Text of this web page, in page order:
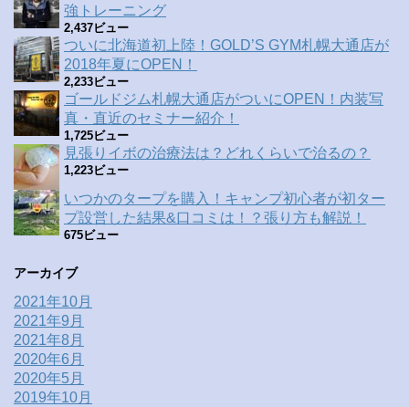
強トレーニング
2,437ビュー
ついに北海道初上陸！GOLD’S GYM札幌大通店が
2018年夏にOPEN！
2,233ビュー
ゴールドジム札幌大通店がついにOPEN！内装写
真・直近のセミナー紹介！
1,725ビュー
見張りイボの治療法は？どれくらいで治るの？
1,223ビュー
いつかのタープを購入！キャンプ初心者が初ター
プ設営した結果&口コミは！？張り方も解説！
675ビュー
アーカイブ
2021年10月
2021年9月
2021年8月
2020年6月
2020年5月
2019年10月